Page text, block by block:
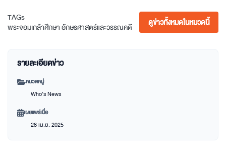
TAGs
พระจอมเกล้าศึกษาอักษรศาสตร์และวรรณคดี ดูข่าวทั้งหมดในหมวดนี้
รายละเอียดข่าว
หมวดหมู่
Who’s News
เผยแพร่เมื่อ
28 เม.ย. 2025